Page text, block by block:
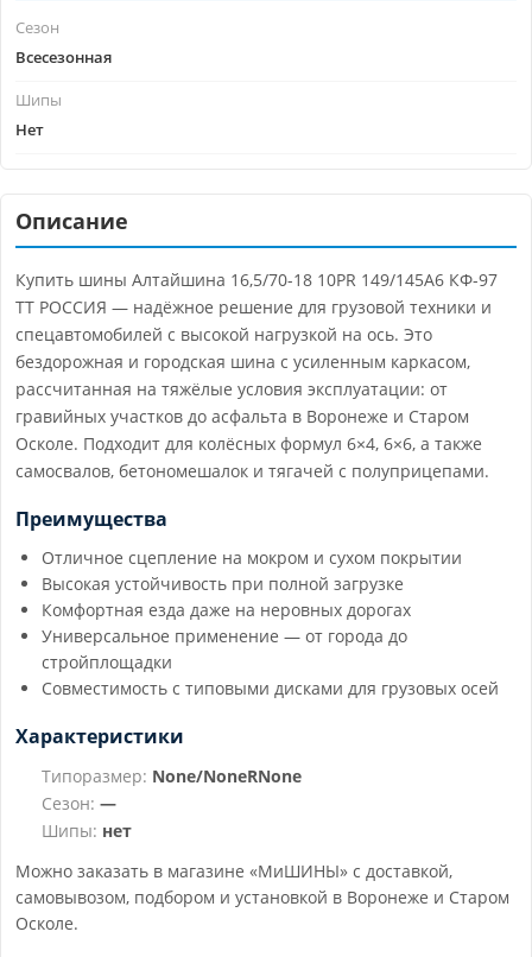
Сезон
Всесезонная
Шипы
Нет
Описание
Купить шины Алтайшина 16,5/70-18 10PR 149/145A6 КФ-97
TT РОССИЯ — надёжное решение для грузовой техники и
спецавтомобилей с высокой нагрузкой на ось. Это
бездорожная и городская шина с усиленным каркасом,
рассчитанная на тяжёлые условия эксплуатации: от
гравийных участков до асфальта в Воронеже и Старом
Осколе. Подходит для колёсных формул 6×4, 6×6, а также
самосвалов, бетономешалок и тягачей с полуприцепами.
Преимущества
Отличное сцепление на мокром и сухом покрытии
Высокая устойчивость при полной загрузке
Комфортная езда даже на неровных дорогах
Универсальное применение — от города до
стройплощадки
Совместимость с типовыми дисками для грузовых осей
Характеристики
Типоразмер: None/NoneRNone
Сезон: —
Шипы: нет
Можно заказать в магазине «МиШИНЫ» с доставкой,
самовывозом, подбором и установкой в Воронеже и Старом
Осколе.